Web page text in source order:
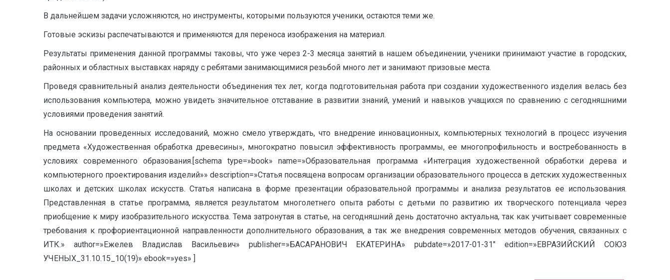
В дальнейшем задачи усложняются, но инструменты, которыми пользуются ученики, остаются теми же.
Готовые эскизы распечатываются и применяются для переноса изображения на материал.
Результаты применения данной программы таковы, что уже через 2-3 месяца занятий в нашем объединении, ученики принимают участие в городских,
районных и областных выставках наряду с ребятами занимающимися резьбой много лет и занимают призовые места.
Проведя сравнительный анализ деятельности объединения тех лет, когда подготовительная работа при создании художественного изделия велась без
использования компьютера, можно увидеть значительное отставание в развитии знаний, умений и навыков учащихся по сравнению с сегодняшними
условиями проведения занятий.
На основании проведенных исследований, можно смело утверждать, что внедрение инновационных, компьютерных технологий в процесс изучения
предмета «Художественная обработка древесины», многократно повысил эффективность программы, ее многопрофильность и востребованность в
условиях современного образования.[schema type=»book» name=»Образовательная программа «Интеграция художественной обработки дерева и
компьютерного проектирования изделий»» description=»Статья посвящена вопросам организации образовательного процесса в детских художественных
школах и детских школах искусств. Статья написана в форме презентации образовательной программы и анализа результатов ее использования.
Представленная в статье программа, является результатом многолетнего опыта работы с детьми по развитию их творческого потенциала через
приобщение к миру изобразительного искусства. Тема затронутая в статье, на сегодняшний день достаточно актуальна, так как учитывает современные
требования к профориентационной направленности дополнительного образования, а так же внедрения современных методов обучения, связанных с
ИТК.» author=»Ежелев Владислав Васильевич» publisher=»БАСАРАНОВИЧ ЕКАТЕРИНА» pubdate=»2017-01-31″ edition=»ЕВРАЗИЙСКИЙ СОЮЗ
УЧЕНЫХ_31.10.15_10(19)» ebook=»yes» ]